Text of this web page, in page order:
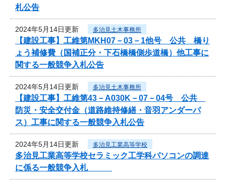
札公告
2024年5月14日更新 多治見土木事務所
【建設工事】工維第MKH07－03－1他号 公共 橋り
ょう補修費（国補正分・下石橋橋側歩道橋）他工事に
関する一般競争入札公告
2024年5月14日更新 多治見土木事務所
【建設工事】工維第43－A030K－07－04号 公共
防災・安全交付金（道路維持修繕・音羽アンダーパ
ス）工事に関する一般競争入札公告
2024年5月14日更新 多治見工業高等学校
多治見工業高等学校セラミック工学科パソコンの調達
に係る一般競争入札